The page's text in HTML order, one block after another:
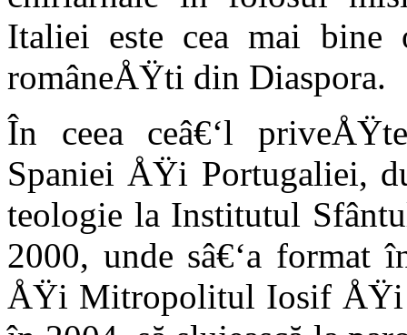
Italiei este cea mai bine
româneÅŸti din Diaspora.
În ceea ceâ€‘l
Spaniei ÅŸi Portugaliei,
teologie la Institutul
2000, unde sâ€‘a format
ÅŸi Mitropolitul Iosif ÅŸi